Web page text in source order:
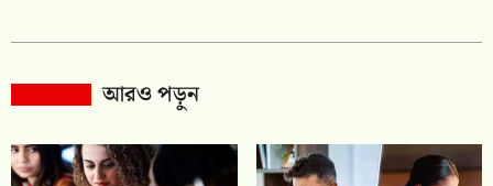
আরও পড়ুন